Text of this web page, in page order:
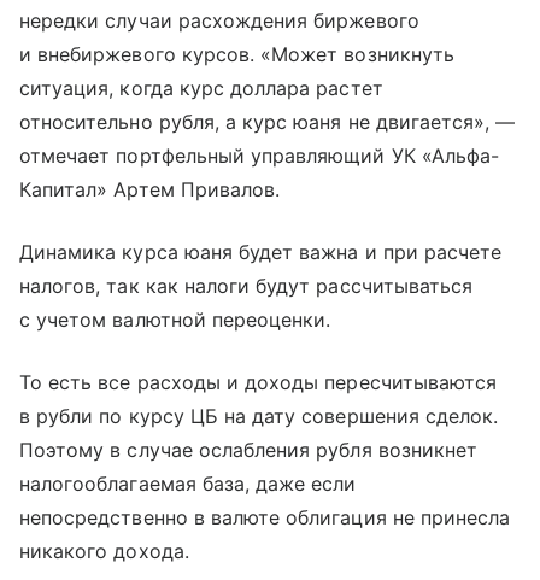
нередки случаи расхождения биржевого
и внебиржевого курсов. «Может возникнуть
ситуация, когда курс доллара растет
относительно рубля, а курс юаня не двигается», —
отмечает портфельный управляющий УК «Альфа-
Капитал» Артем Привалов.
Динамика курса юаня будет важна и при расчете
налогов, так как налоги будут рассчитываться
с учетом валютной переоценки.
То есть все расходы и доходы пересчитываются
в рубли по курсу ЦБ на дату совершения сделок.
Поэтому в случае ослабления рубля возникнет
налогооблагаемая база, даже если
непосредственно в валюте облигация не принесла
никакого дохода.